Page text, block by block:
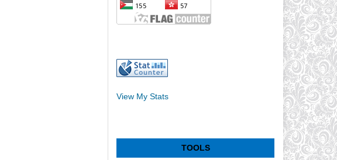
View My Stats
TOOLS